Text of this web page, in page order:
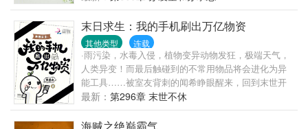
末日求生：我的手机刷出万亿物资
其他类型 连载
·雨污染，水毒入侵，植物变异动物发狂，极端天气，
人类异变！而最后触碰到的不常用物品将会进化为异
能工具……被室友背刺的闻希睁眼醒来，回到末世开
始前，第一时间冲向柜台：“你好，给我最新最贵最好
的手机！”购物软件、外卖软件、游戏软件……统统下
载！……末日来袭没食物？极寒高温酸雨难预防？想
最新： 第296章 末世不休